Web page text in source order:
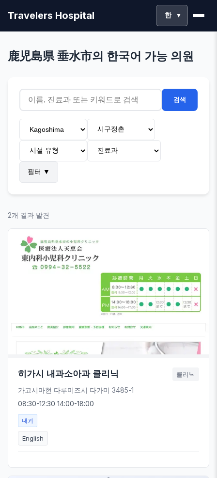
Travelers Hospital 한 ▼
鹿児島県 垂水市의 한국어 가능 의원
검색
필터 ▼
2개 결과 발견
히가시 내과소아과 클리닉 클리닉
가고시마현 다루미즈시 다가미 3485-1
08:30-12:30 14:00-18:00
내과
English